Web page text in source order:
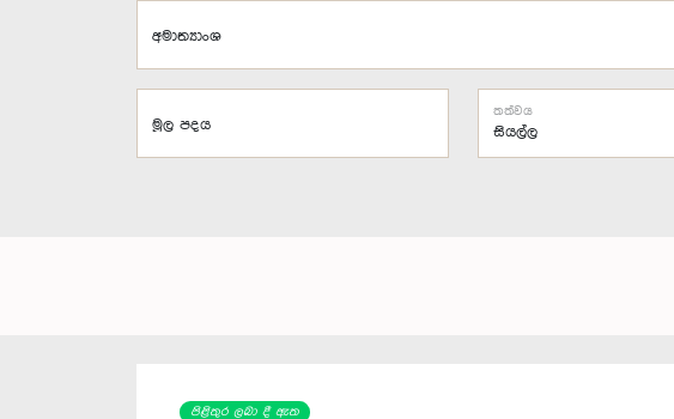
අමාත්‍යාංශ
මූල පදය
තත්වය
පිළිතුර ලබා දී ඇත